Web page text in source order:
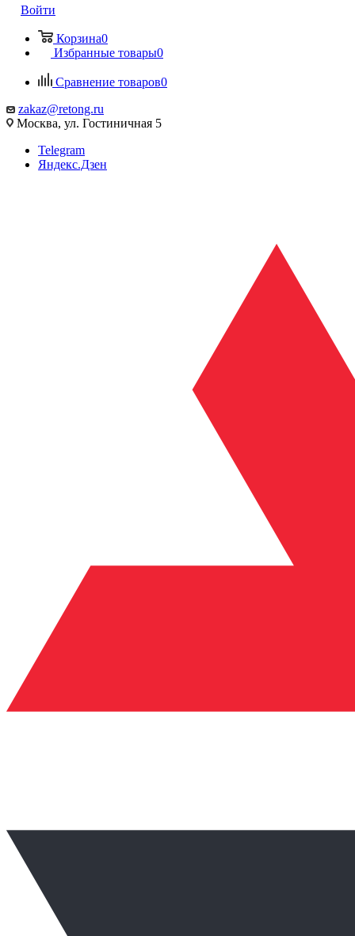
Войти
Корзина0
Избранные товары0
Сравнение товаров0
zakaz@retong.ru
Москва, ул. Гостиничная 5
Telegram
Яндекс.Дзен